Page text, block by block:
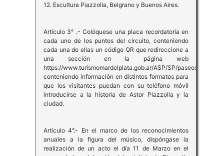
12. Escultura Piazzolla, Belgrano y Buenos Aires.
Artículo 3° .- Colóquese una placa recordatoria en
cada uno de los puntos del circuito, conteniendo
cada una de ellas un código QR que redireccione a
una sección en la página web
https://www.turismomardelplata.gob.ar/ASP/SP/paseos
conteniendo información en distintos formatos para
que los visitantes puedan con su teléfono móvil
introducirse a la historia de Astor Piazzolla y la
ciudad.
Artículo 4°.- En el marco de los reconocimientos
anuales a la figura del músico, dispóngase la
realización de un acto el día 11 de Marzo en el